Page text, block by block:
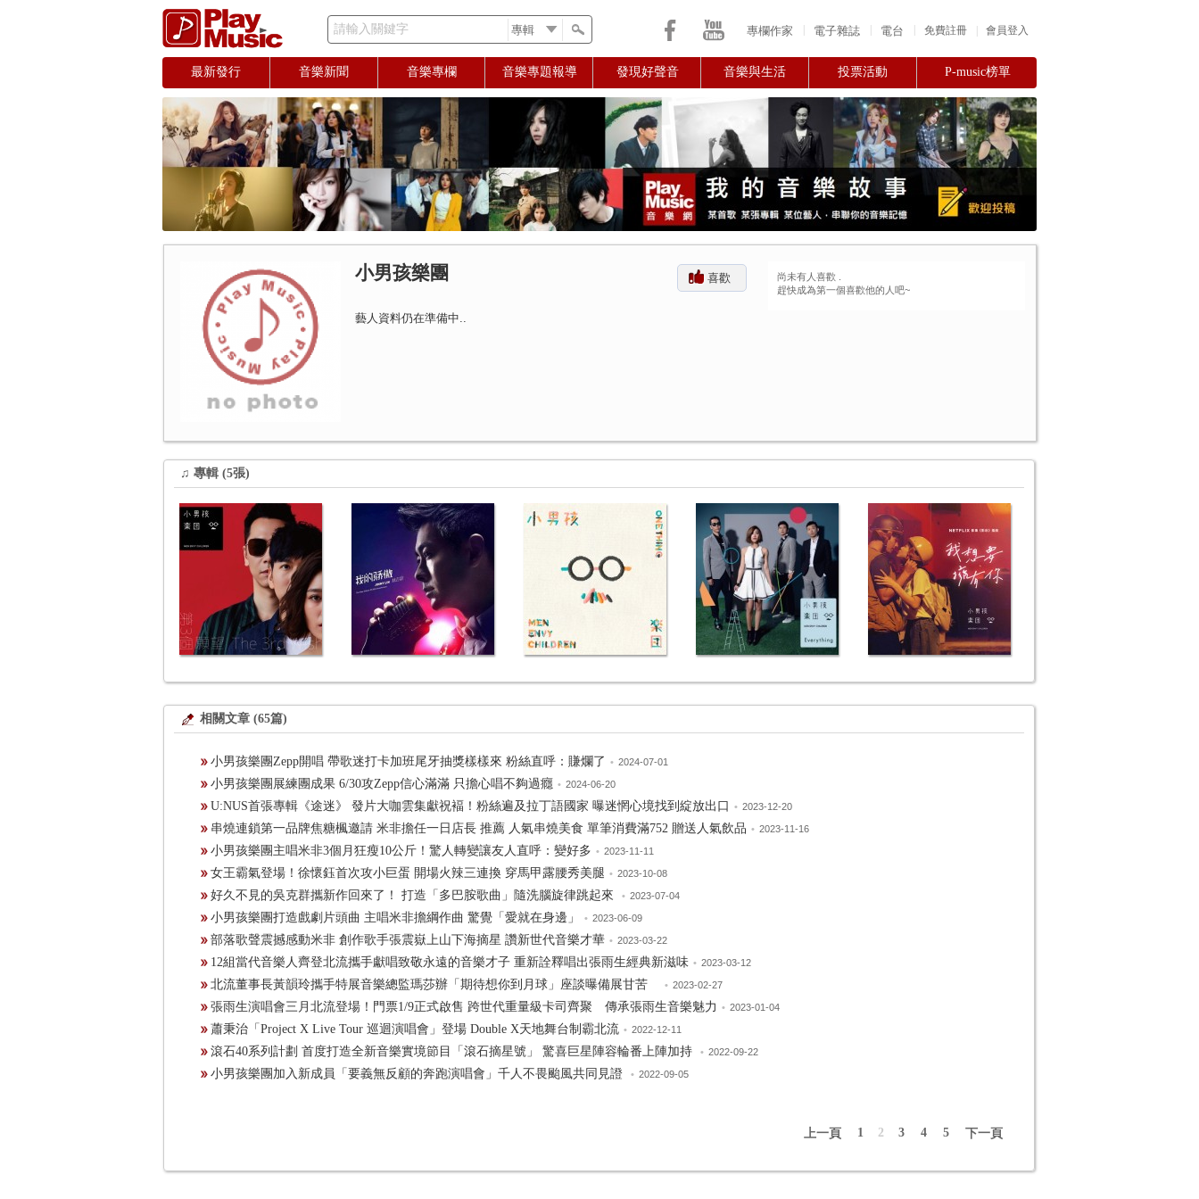
請輸入關鍵字 會員登入
免費註冊
專欄作家 電子雜誌 電台
最新發行 音樂新聞 音樂專欄 音樂專題報導 發現好聲音 音樂與生活 投票活動 P-music榜單
小男孩樂團 喜歡
藝人資料仍在準備中..
尚未有人喜歡
趕快成為第一個喜歡他的人吧~
♫ 專輯 (5張)
相關文章 (65篇)
小男孩樂團Zepp開唱 帶歌迷打卡加班尾牙抽獎樣樣來 粉絲直呼：賺爛了 • 2024-07-01
小男孩樂團展練團成果 6/30攻Zepp信心滿滿 只擔心唱不夠過癮 • 2024-06-20
U:NUS首張專輯《途迷》 發片大咖雲集獻祝褔！粉絲遍及拉丁語國家 曝迷惘心境找到綻放出口 • 2023-12-20
串燒連鎖第一品牌焦糖楓邀請 米非擔任一日店長 推薦 人氣串燒美食 單筆消費滿752 贈送人氣飲品 • 2023-11-16
小男孩樂團主唱米非3個月狂瘦10公斤！驚人轉變讓友人直呼：變好多 • 2023-11-11
女王霸氣登場！徐懷鈺首次攻小巨蛋 開場火辣三連換 穿馬甲露腰秀美腿 • 2023-10-08
好久不見的吳克群攜新作回來了！ 打造「多巴胺歌曲」隨洗腦旋律跳起來 • 2023-07-04
小男孩樂團打造戲劇片頭曲 主唱米非擔綱作曲 驚覺「愛就在身邊」 • 2023-06-09
部落歌聲震撼感動米非 創作歌手張震嶽上山下海摘星 讚新世代音樂才華 • 2023-03-22
12組當代音樂人齊登北流攜手獻唱致敬永遠的音樂才子 重新詮釋唱出張雨生經典新滋味 • 2023-03-12
北流董事長黃韻玲攜手特展音樂總監瑪莎辦「期待想你到月球」座談曝備展甘苦 • 2023-02-27
張雨生演唱會三月北流登場！門票1/9正式啟售 跨世代重量級卡司齊聚 傳承張雨生音樂魅力 • 2023-01-04
蕭秉治「Project X Live Tour 巡迴演唱會」登場 Double X天地舞台制霸北流 • 2022-12-11
滾石40系列計劃 首度打造全新音樂實境節目「滾石摘星號」 驚喜巨星陣容輪番上陣加持 • 2022-09-22
小男孩樂團加入新成員「要義無反顧的奔跑演唱會」千人不畏颱風共同見證 • 2022-09-05
上一頁 1 2 3 4 5 下一頁